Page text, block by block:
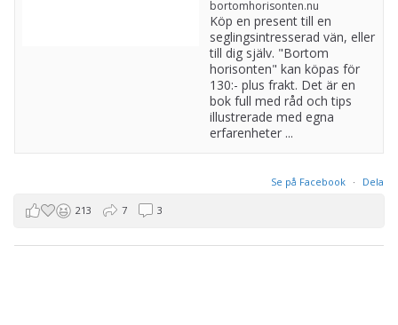
bortomhorisonten.nu
Köp en present till en
seglingsintresserad vän, eller
till dig själv. "Bortom
horisonten" kan köpas för
130:- plus frakt. Det är en
bok full med råd och tips
illustrerade med egna
erfarenheter ...
Se på Facebook · Dela
213 7 3